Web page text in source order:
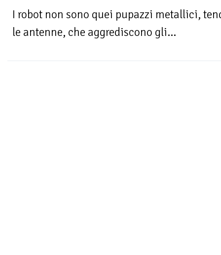
I robot non sono quei pupazzi metallici,
le antenne, che aggrediscono gli...